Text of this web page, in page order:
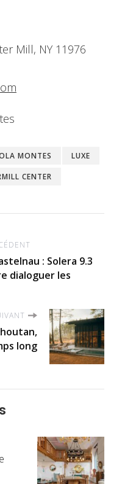
Mill, NY 11976
MONTES
LUXE
CENTER
: Solera 9.3
dialoguer les
long